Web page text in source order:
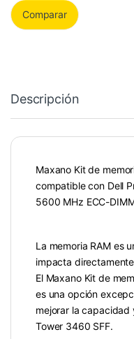
Comparar
Descripción
Maxano Kit de
compatible con Dell
5600 MHz ECC-
La memoria RAM es
impacta
El Maxano Kit de
es una opción
mejorar la capacidad
Tower 3460 SFF.